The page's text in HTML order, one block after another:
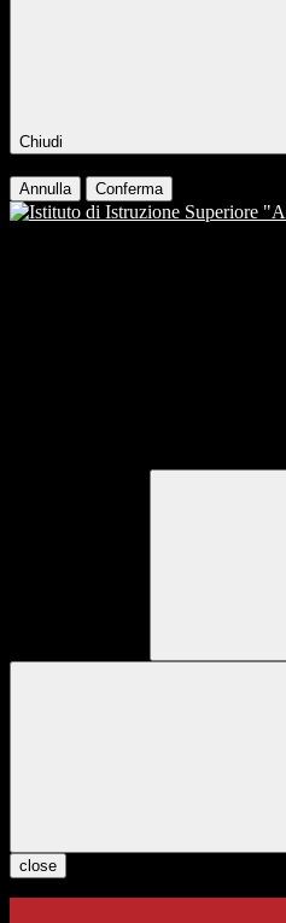
Chiudi
Annulla Conferma
close